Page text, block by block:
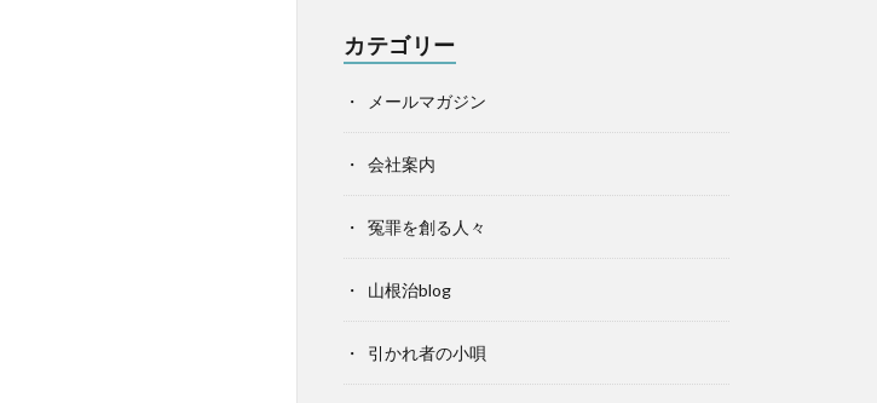
カテゴリー
メールマガジン
会社案内
冤罪を創る人々
山根治blog
引かれ者の小唄